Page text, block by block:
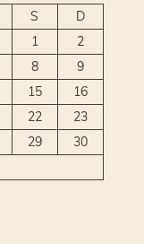
S
D
1
2
8
9
15
16
22
23
29
30